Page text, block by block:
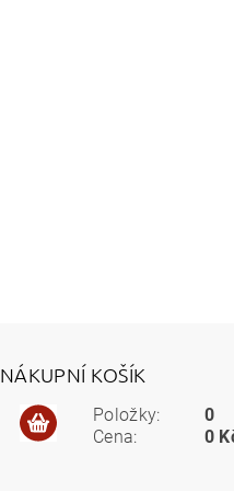
NÁKUPNÍ KOŠÍK
Položky:
Cena:
0
0